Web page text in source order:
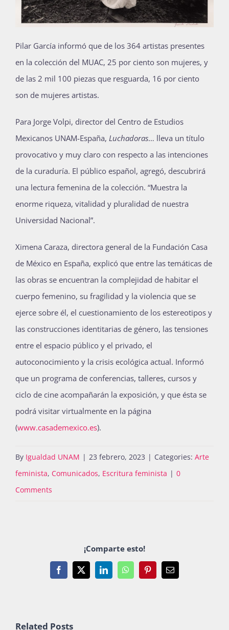
Pilar García informó que de los 364 artistas presentes
en la colección del MUAC, 25 por ciento son mujeres, y
de las 2 mil 100 piezas que resguarda, 16 por ciento
son de mujeres artistas.
Para Jorge Volpi, director del Centro de Estudios
Mexicanos UNAM-España, Luchadoras… lleva un título
provocativo y muy claro con respecto a las intenciones
de la curaduría. El público español, agregó, descubrirá
una lectura femenina de la colección. “Muestra la
enorme riqueza, vitalidad y pluralidad de nuestra
Universidad Nacional”.
Ximena Caraza, directora general de la Fundación Casa
de México en España, explicó que entre las temáticas de
las obras se encuentran la complejidad de habitar el
cuerpo femenino, su fragilidad y la violencia que se
ejerce sobre él, el cuestionamiento de los estereotipos y
las construcciones identitarias de género, las tensiones
entre el espacio público y el privado, el
autoconocimiento y la crisis ecológica actual. Informó
que un programa de conferencias, talleres, cursos y
ciclo de cine acompañarán la exposición, y que ésta se
podrá visitar virtualmente en la página
(www.casademexico.es).
By Igualdad UNAM | 23 febrero, 2023 | Categories: Arte
feminista, Comunicados, Escritura feminista | 0
Comments
¡Comparte esto!
Facebook
X LinkedInWhatsAppPinterestEmail
Related Posts